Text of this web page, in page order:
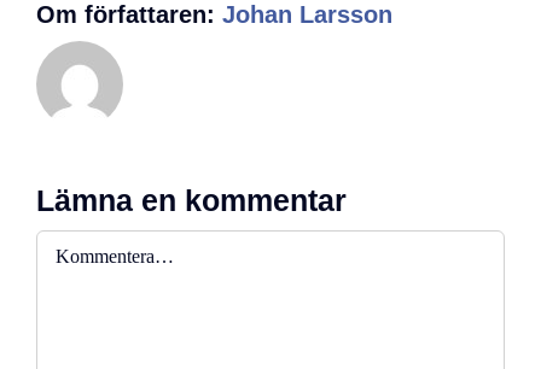
Om författaren: Johan Larsson
Lämna en kommentar
Kommentar